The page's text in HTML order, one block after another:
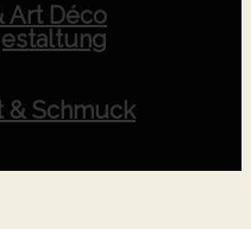
Art Déco
& Schmuck